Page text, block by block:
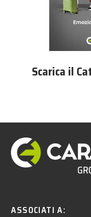
Scarica il
ASSOCIATI A: